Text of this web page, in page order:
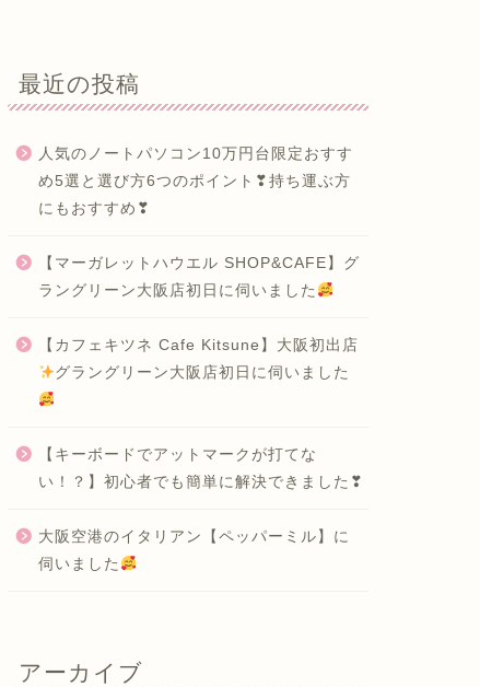
最近の投稿
人気のノートパソコン10万円台限定おすす
め5選と選び方6つのポイント❣持ち運ぶ方
にもおすすめ❣
【マーガレットハウエル SHOP&CAFE】グ
ラングリーン大阪店初日に伺いました
【カフェキツネ Cafe Kitsune】大阪初出店
グラングリーン大阪店初日に伺いました
【キーボードでアットマークが打てな
い！？】初心者でも簡単に解決できました❣
大阪空港のイタリアン【ペッパーミル】に
伺いました
アーカイブ